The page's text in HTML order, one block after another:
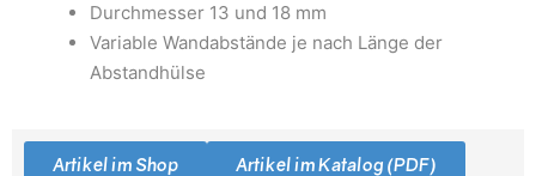
Durchmesser 13 und 18 mm
Variable Wandabstände je nach Länge der
Abstandhülse
Artikel im Shop Artikel im Katalog (PDF)